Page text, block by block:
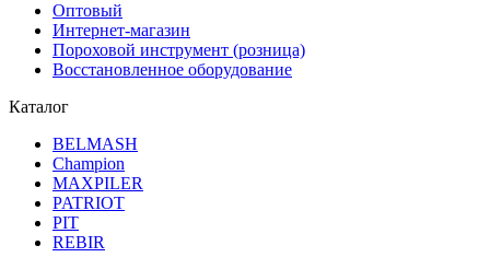
Оптовый
Интернет-магазин
Пороховой инструмент (розница)
Восстановленное оборудование
Каталог
BELMASH
Champion
MAXPILER
PATRIOT
PIT
REBIR